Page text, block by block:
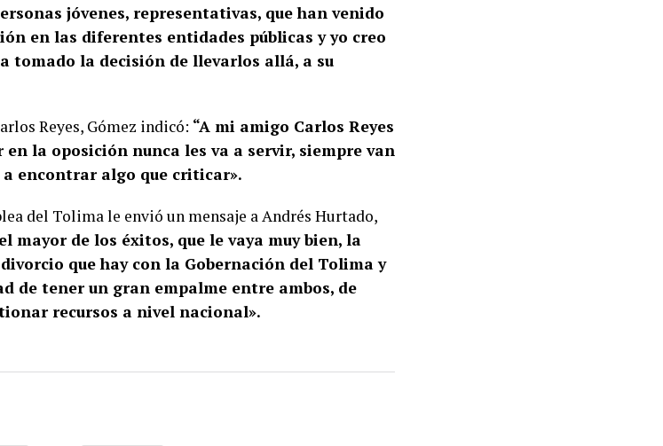
jóvenes, representativas, que han venido
en las diferentes entidades públicas y yo creo
tomado la decisión de llevarlos allá, a su
Reyes, Gómez indicó: “A mi amigo Carlos Reyes
la oposición nunca les va a servir, siempre van
encontrar algo que criticar».
del Tolima le envió un mensaje a Andrés Hurtado,
mayor de los éxitos, que le vaya muy bien, la
que hay con la Gobernación del Tolima y
de tener un gran empalme entre ambos, de
recursos a nivel nacional».